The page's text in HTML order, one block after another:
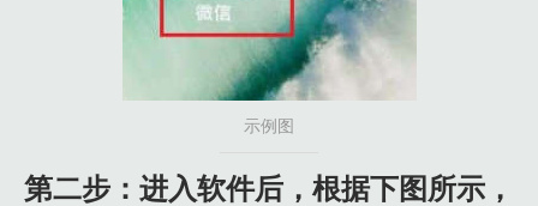
示例图
第二步：进入软件后，根据下图所示，